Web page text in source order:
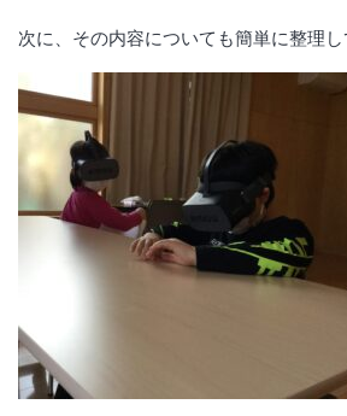
次に、その内容についても簡単に整理し